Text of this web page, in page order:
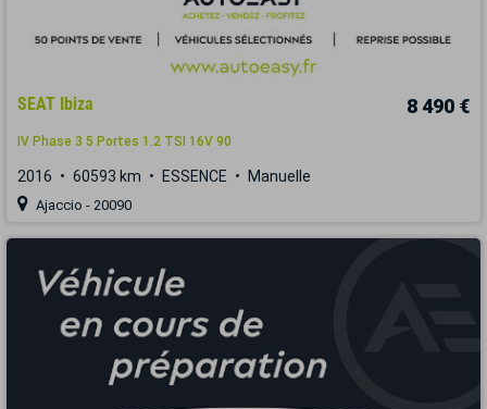
SEAT Ibiza 8 490 €
IV Phase 3 5 Portes 1.2 TSI 16V 90
2016 60593 km ESSENCE Manuelle
Ajaccio - 20090